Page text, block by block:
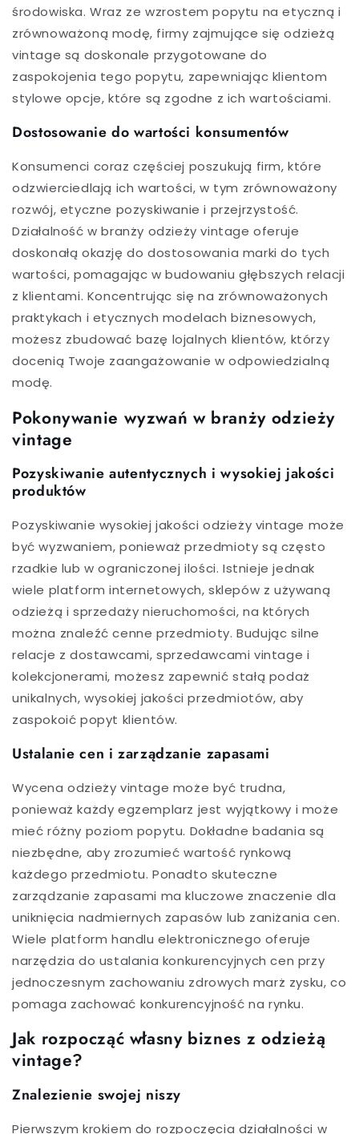
środowiska. Wraz ze wzrostem popytu na etyczną i
zrównoważoną modę, firmy zajmujące się odzieżą
vintage są doskonale przygotowane do
zaspokojenia tego popytu, zapewniając klientom
stylowe opcje, które są zgodne z ich wartościami.
Dostosowanie do wartości konsumentów
Konsumenci coraz częściej poszukują firm, które
odzwierciedlają ich wartości, w tym zrównoważony
rozwój, etyczne pozyskiwanie i przejrzystość.
Działalność w branży odzieży vintage oferuje
doskonałą okazję do dostosowania marki do tych
wartości, pomagając w budowaniu głębszych relacji
z klientami. Koncentrując się na zrównoważonych
praktykach i etycznych modelach biznesowych,
możesz zbudować bazę lojalnych klientów, którzy
docenią Twoje zaangażowanie w odpowiedzialną
modę.
Pokonywanie wyzwań w branży odzieży
vintage
Pozyskiwanie autentycznych i wysokiej jakości
produktów
Pozyskiwanie wysokiej jakości odzieży vintage może
być wyzwaniem, ponieważ przedmioty są często
rzadkie lub w ograniczonej ilości. Istnieje jednak
wiele platform internetowych, sklepów z używaną
odzieżą i sprzedaży nieruchomości, na których
można znaleźć cenne przedmioty. Budując silne
relacje z dostawcami, sprzedawcami vintage i
kolekcjonerami, możesz zapewnić stałą podaż
unikalnych, wysokiej jakości przedmiotów, aby
zaspokoić popyt klientów.
Ustalanie cen i zarządzanie zapasami
Wycena odzieży vintage może być trudna,
ponieważ każdy egzemplarz jest wyjątkowy i może
mieć różny poziom popytu. Dokładne badania są
niezbędne, aby zrozumieć wartość rynkową
każdego przedmiotu. Ponadto skuteczne
zarządzanie zapasami ma kluczowe znaczenie dla
uniknięcia nadmiernych zapasów lub zaniżania cen.
Wiele platform handlu elektronicznego oferuje
narzędzia do ustalania konkurencyjnych cen przy
jednoczesnym zachowaniu zdrowych marż zysku, co
pomaga zachować konkurencyjność na rynku.
Jak rozpocząć własny biznes z odzieżą
vintage?
Znalezienie swojej niszy
Pierwszym krokiem do rozpoczęcia działalności w